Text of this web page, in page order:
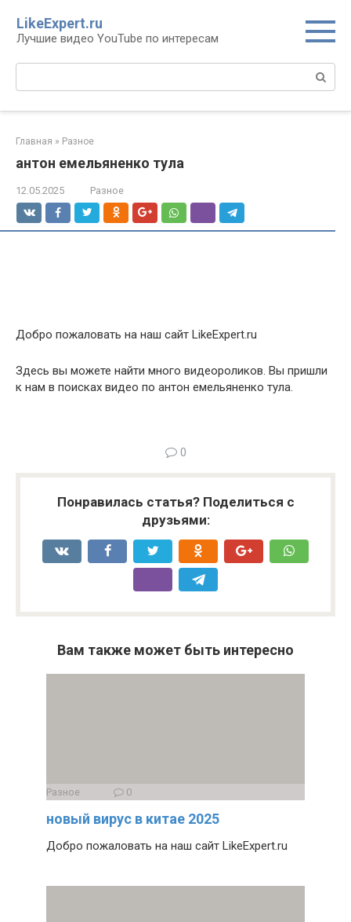
контенту
LikeExpert.ru
Лучшие видео YouTube по интересам
Главная » Разное
антон емельяненко тула
12.05.2025 Разное
Добро пожаловать на наш сайт LikeExpert.ru
Здесь вы можете найти много видеороликов. Вы пришли
к нам в поисках видео по антон емельяненко тула.
0
Понравилась статья? Поделиться с
друзьями:
Вам также может быть интересно
Разное 0
новый вирус в китае 2025
Добро пожаловать на наш сайт LikeExpert.ru